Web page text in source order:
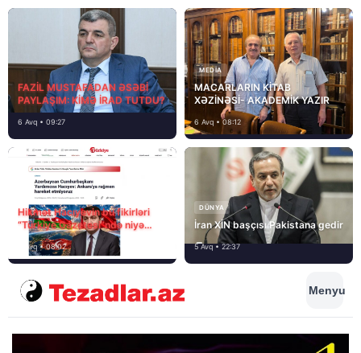
FAZİL MUSTAFADAN ƏSƏBİ
PAYLAŞIM: KİMƏ İRAD TUTDU?
6 Avq • 09:27
MEDİA
MACARLARIN KİTAB
XƏZİNƏSİ- AKADEMİK YAZIR
6 Avq • 08:12
Hikmət Hacıyevin bu fikirləri
“Türkiye Gazetesi”ndə niyə
təhrif edilib?
6 Avq • 08:02
DÜNYA
İran XİN başçısı Pakistana gedir
5 Avq • 22:37
Menyu